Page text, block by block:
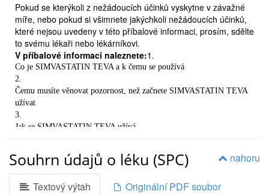
Pokud se kterýkoli z nežádoucích účinků vyskytne v závažné
míře, nebo pokud si všimnete jakýchkoli nežádoucích účinků,
které nejsou uvedeny v této příbalové informaci, prosím, sdělte
to svému lékaři nebo lékárníkovi.
V příbalové informaci naleznete:1.
Co je SIMVASTATIN TEVA a k čemu se používá
2.
Čemu musíte věnovat pozornost, než začnete SIMVASTATIN TEVA
užívat
3.
Jak se SIMVASTATIN TEVA užívá
5.
Jak uchovávat přípravek SIMVASTATIN TEVA
6.
nahoru
Souhrn údajů o léku (SPC)
Textový výtah
Originální PDF soubor